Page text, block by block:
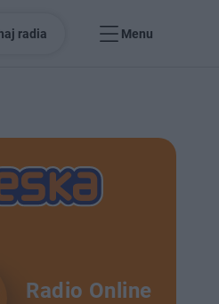
radia Menu
Radio Online